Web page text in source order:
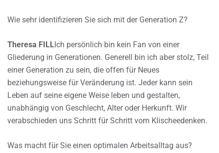
Wie sehr identifizieren Sie sich mit der Generation Z?
Theresa FILLIch persönlich bin kein Fan von einer
Gliederung in Generationen. Generell bin ich aber stolz, Teil
einer Generation zu sein, die offen für Neues
beziehungsweise für Veränderung ist. Jeder kann sein
Leben auf seine eigene Weise leben und gestalten,
unabhängig von Geschlecht, Alter oder Herkunft. Wir
verabschieden uns Schritt für Schritt vom Klischeedenken.
Was macht für Sie einen optimalen Arbeitsalltag aus?